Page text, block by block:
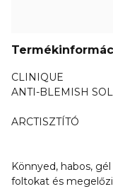
CLINIQUE
ANTI-BLEMISH
ARCTISZTÍTÓ
Könnyed, habos,
foltokat és